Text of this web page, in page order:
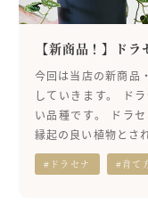
【新商品！】ド
今回は当店の新商品
していきます。 ド
い品種です。 ドラ
縁起の良い植物とさ
#ドラセナ #育て